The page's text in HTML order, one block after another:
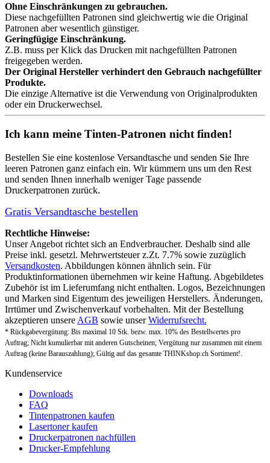
Ohne Einschränkungen zu gebrauchen.
Diese nachgefüllten Patronen sind gleichwertig wie die Original
Patronen aber wesentlich günstiger.
Geringfügige Einschränkung.
Z.B. muss per Klick das Drucken mit nachgefüllten Patronen
freigegeben werden.
Der Original Hersteller verhindert den Gebrauch nachgefüllter
Produkte.
Die einzige Alternative ist die Verwendung von Originalprodukten
oder ein Druckerwechsel.
Ich kann meine Tinten-Patronen nicht finden!
Bestellen Sie eine kostenlose Versandtasche und senden Sie Ihre
leeren Patronen ganz einfach ein. Wir kümmern uns um den Rest
und senden Ihnen innerhalb weniger Tage passende
Druckerpatronen zurück.
Gratis Versandtasche bestellen
Rechtliche Hinweise:
Unser Angebot richtet sich an Endverbraucher. Deshalb sind alle
Preise inkl. gesetzl. Mehrwertsteuer z.Zt. 7.7% sowie zuzüglich
Versandkosten. Abbildungen können ähnlich sein. Für
Produktinformationen übernehmen wir keine Haftung. Abgebildetes
Zubehör ist im Lieferumfang nicht enthalten. Logos, Bezeichnungen
und Marken sind Eigentum des jeweiligen Herstellers. Änderungen,
Irrtümer und Zwischenverkauf vorbehalten. Mit der Bestellung
akzeptieren unsere AGB sowie unserWiderrufsrecht.
* Rückgabevergütung: Bis maximal 10 Stk. bezw. max. 10% des Bestellwertes pro
Auftrag; Nicht kumulierbar mit anderen Gutscheinen; Vergütung nur zusammen mit einem
Auftrag (keine Barauszahlung); Gültig auf das gesamte THINKshop.ch Sortiment!.
Kundenservice
Downloads
FAQ
Tintenpatronen kaufen
Lasertoner kaufen
Druckerpatronen nachfüllen
Drucker-Empfehlung